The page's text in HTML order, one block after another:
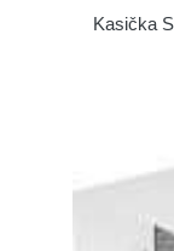
Kasička